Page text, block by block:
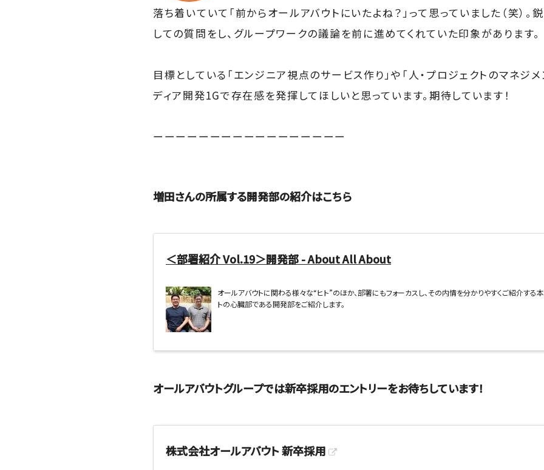
落ち着いていて「前からオールアバウトにいたよね？」って思っていました（笑）
しての質問をし、グループワークの議論を前に進めてくれていた印象があります。
目標としている「エンジニア視点のサービス作り」や「人・プロジェクトのマネジ
ディア開発1Gで存在感を発揮してほしいと思っています。期待しています！
ーーーーーーーーーーーーーーーーー
増田さんの所属する開発部の紹介はこちら
＜部署紹介 Vol.19＞開発部 - About All About
オールアバウトに関わる様々な“ヒト”のほか、部署にもフォーカスし、その内情を分かりやすくご紹介する
トの心臓部である開発部をご紹介します。
オールアバウトグループでは新卒採用のエントリーをお待ちしています！
株式会社オールアバウト 新卒採用